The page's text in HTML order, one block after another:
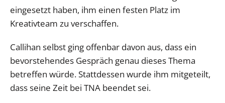
eingesetzt haben, ihm einen festen Platz im
Kreativteam zu verschaffen.
Callihan selbst ging offenbar davon aus, dass ein
bevorstehendes Gespräch genau dieses Thema
betreffen würde. Stattdessen wurde ihm mitgeteilt,
dass seine Zeit bei TNA beendet sei.